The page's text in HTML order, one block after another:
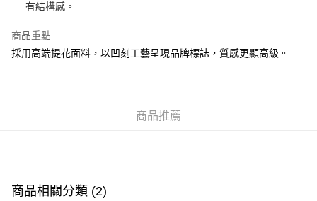
配送至澳門
有結構感。
商品重點
採用高端提花面料，以凹刻工藝呈現品牌標誌，質感更顯高級。
商品推薦
商品相關分類 (2)